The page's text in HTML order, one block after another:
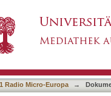
1 Radio Micro-Europa →